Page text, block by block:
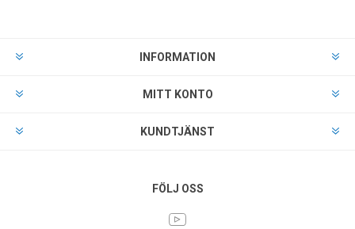
INFORMATION
MITT KONTO
KUNDTJÄNST
FÖLJ OSS